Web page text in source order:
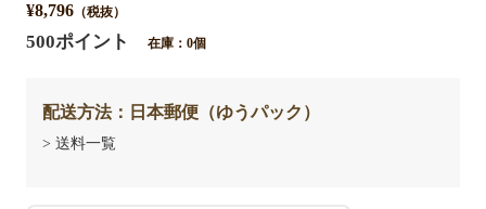
¥8,796（税抜）
500ポイント 在庫：0個
配送方法：日本郵便（ゆうパック）
> 送料一覧